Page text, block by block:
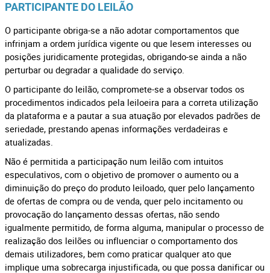
PARTICIPANTE DO LEILÃO
O participante obriga-se a não adotar comportamentos que
infrinjam a ordem jurídica vigente ou que lesem interesses ou
posições juridicamente protegidas, obrigando-se ainda a não
perturbar ou degradar a qualidade do serviço.
O participante do leilão, compromete-se a observar todos os
procedimentos indicados pela leiloeira para a correta utilização
da plataforma e a pautar a sua atuação por elevados padrões de
seriedade, prestando apenas informações verdadeiras e
atualizadas.
Não é permitida a participação num leilão com intuitos
especulativos, com o objetivo de promover o aumento ou a
diminuição do preço do produto leiloado, quer pelo lançamento
de ofertas de compra ou de venda, quer pelo incitamento ou
provocação do lançamento dessas ofertas, não sendo
igualmente permitido, de forma alguma, manipular o processo de
realização dos leilões ou influenciar o comportamento dos
demais utilizadores, bem como praticar qualquer ato que
implique uma sobrecarga injustificada, ou que possa danificar ou